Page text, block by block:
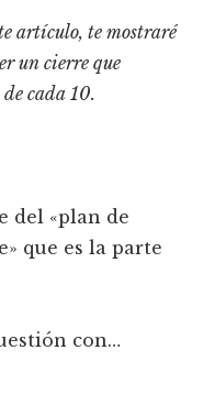
artículo, te mostraré
un cierre que
cada 10.
del «plan de
que es la parte
con…